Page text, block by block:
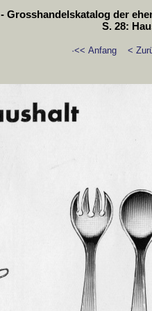
- Grosshandelskatalog der
S. 28:
·<< Anfang <